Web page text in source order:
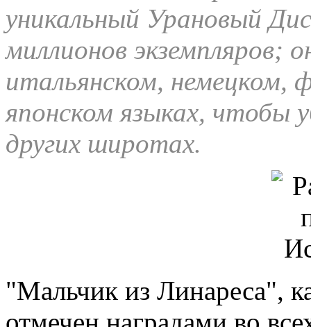
уникальный Урановый
миллионов экземпляров;
итальянском, немецком,
японском языках, чтобы
других широтах.
"Мальчик из Линареса",